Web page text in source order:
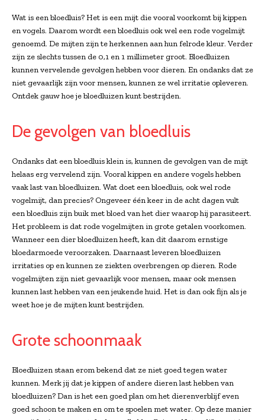
Wat is een bloedluis? Het is een mijt die vooral voorkomt bij kippen
en vogels. Daarom wordt een bloedluis ook wel een rode vogelmijt
genoemd. De mijten zijn te herkennen aan hun felrode kleur. Verder
zijn ze slechts tussen de 0,1 en 1 millimeter groot. Bloedluizen
kunnen vervelende gevolgen hebben voor dieren. En ondanks dat ze
niet gevaarlijk zijn voor mensen, kunnen ze wel irritatie opleveren.
Ontdek gauw hoe je bloedluizen kunt bestrijden.
De gevolgen van bloedluis
Ondanks dat een bloedluis klein is, kunnen de gevolgen van de mijt
helaas erg vervelend zijn. Vooral kippen en andere vogels hebben
vaak last van bloedluizen. Wat doet een bloedluis, ook wel rode
vogelmijt, dan precies? Ongeveer één keer in de acht dagen vult
een bloedluis zijn buik met bloed van het dier waarop hij parasiteert.
Het probleem is dat rode vogelmijten in grote getalen voorkomen.
Wanneer een dier bloedluizen heeft, kan dit daarom ernstige
bloedarmoede veroorzaken. Daarnaast leveren bloedluizen
irritaties op en kunnen ze ziekten overbrengen op dieren. Rode
vogelmijten zijn niet gevaarlijk voor mensen, maar ook mensen
kunnen last hebben van een jeukende huid. Het is dan ook fijn als je
weet hoe je de mijten kunt bestrijden.
Grote schoonmaak
Bloedluizen staan erom bekend dat ze niet goed tegen water
kunnen. Merk jij dat je kippen of andere dieren last hebben van
bloedluizen? Dan is het een goed plan om het dierenverblijf even
goed schoon te maken en om te spoelen met water. Op deze manier